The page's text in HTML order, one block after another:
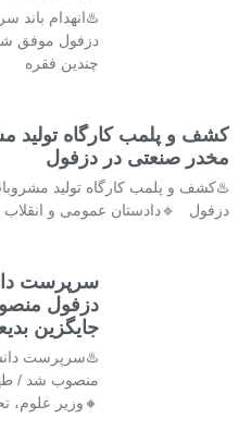
♨️انهدام
چندین فقره
کشف و پلمب کارگاه تولید
مخدر صنعتی در دزفول
♨️کشف و پلمب کارگاه تولید
دزفول 🔹دادستان عمومی و انقلاب
سرپرست
دزفول
جایگزین
♨️سرپرست
منصوب شد /
🔸وزیر علوم،